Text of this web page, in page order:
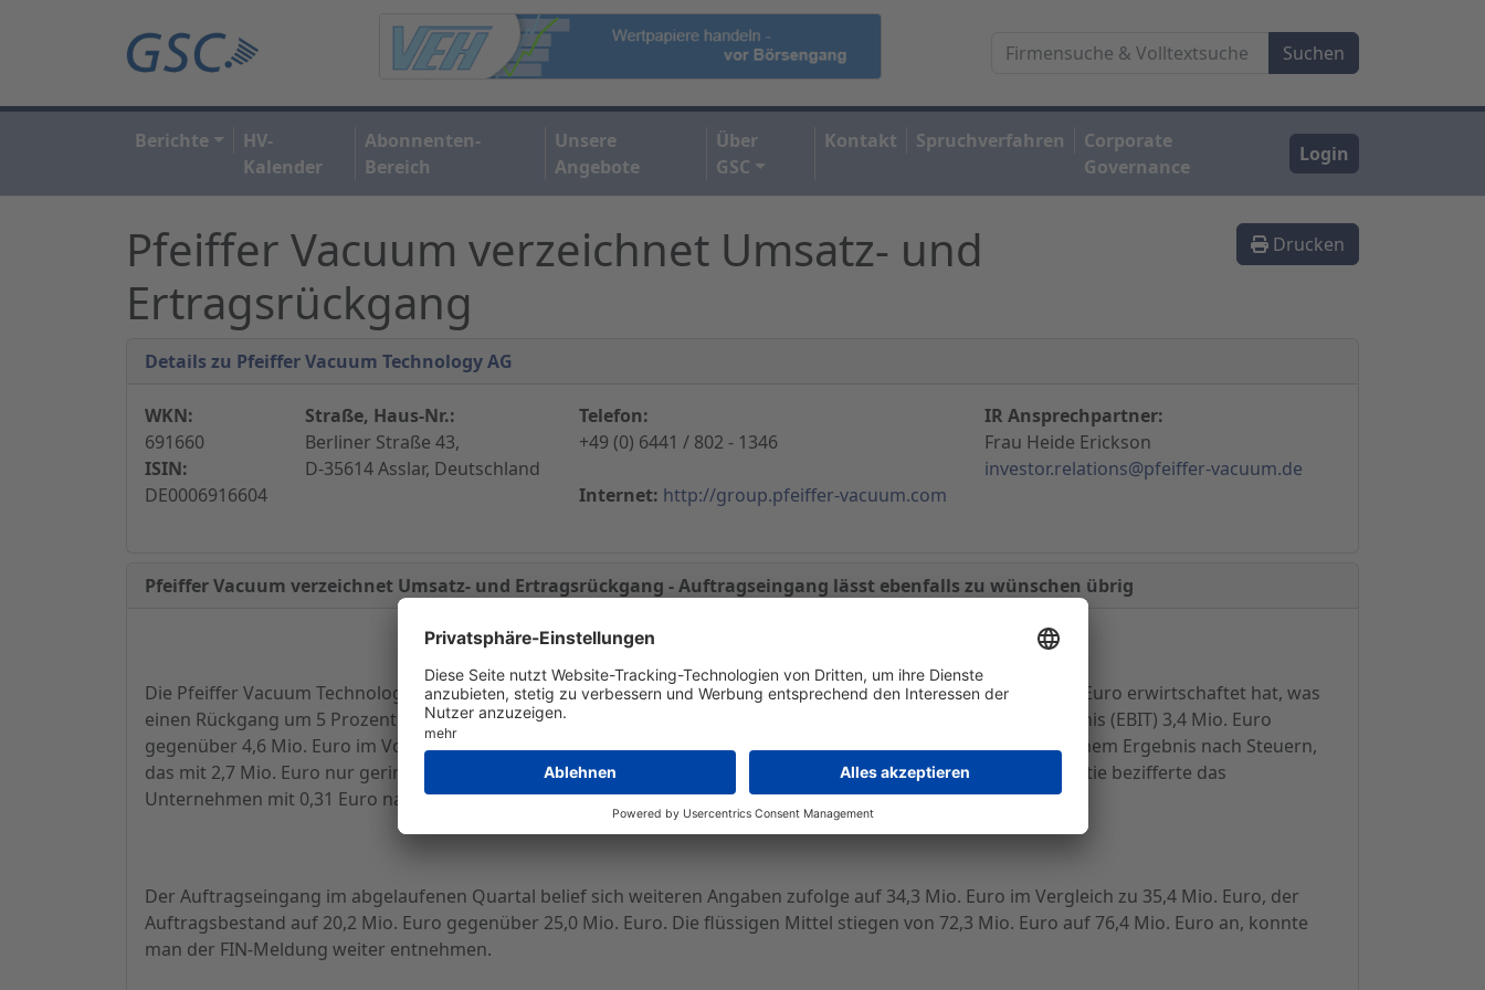
Berichte
HV-
Kalender
Abonnenten-
Bereich
Unsere
Angebote
Über
GSC
Kontakt Spruchverfahren
Corporate
Governance
Login
Drucken
Pfeiffer Vacuum verzeichnet Umsatz- und
Ertragsrückgang
Details zu Pfeiffer Vacuum Technology AG
WKN:
691660
ISIN:
DE0006916604
Straße, Haus-Nr.:
Berliner Straße 43,
D-35614 Asslar, Deutschland
Telefon:
+49 (0) 6441 / 802 - 1346
Internet: http://group.pfeiffer-vacuum.com
IR Ansprechpartner:
Frau Heide Erickson
investor.relations@pfeiffer-vacuum.de
Pfeiffer Vacuum verzeichnet Umsatz- und Ertragsrückgang - Auftragseingang lässt ebenfalls zu wünschen übrig
Die Pfeiffer Vacuum Technology AG teilte heute mit, dass sie im ersten Quartal 2003 einen Umsatz von 35,1 Mio. Euro erwirtschaftet hat, was
einen Rückgang um 5 Prozent bedeutet. Nach einer konstanten Kostenentwicklung erreichte das Betriebsergebnis (EBIT) 3,4 Mio. Euro
gegenüber 4,6 Mio. Euro im Vorjahr. Ein positives Finanzergebnis und eine günstigere Steuerquote führten zu einem Ergebnis nach Steuern,
das mit 2,7 Mio. Euro nur geringfügig unter dem des Vorjahresquartals liegt (2,9 Mio. Euro). Das Ergebnis pro Aktie bezifferte das
Unternehmen mit 0,31 Euro nach 0,33 Euro im Vorjahreszeitraum.
Der Auftragseingang im abgelaufenen Quartal belief sich weiteren Angaben zufolge auf 34,3 Mio. Euro im Vergleich zu 35,4 Mio. Euro, der
Auftragsbestand auf 20,2 Mio. Euro gegenüber 25,0 Mio. Euro. Die flüssigen Mittel stiegen von 72,3 Mio. Euro auf 76,4 Mio. Euro an, konnte
man der FIN-Meldung weiter entnehmen.